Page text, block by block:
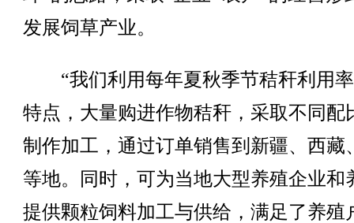
发展饲草产业。
“我们利用每年夏秋季节秸秆利用
特点，大量购进作物秸秆，采取不同配
制作加工，通过订单销售到新疆、西藏
等地。同时，可为当地大型养殖企业和
提供颗粒饲料加工与供给，满足了养殖